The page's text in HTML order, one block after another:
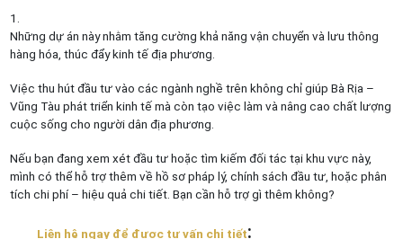
Những dự án này nhằm tăng cường khả năng vận chuyển và lưu thông
hàng hóa, thúc đẩy kinh tế địa phương.
Việc thu hút đầu tư vào các ngành nghề trên không chỉ giúp Bà Rịa –
Vũng Tàu phát triển kinh tế mà còn tạo việc làm và nâng cao chất lượng
cuộc sống cho người dân địa phương.
Nếu bạn đang xem xét đầu tư hoặc tìm kiếm đối tác tại khu vực này,
mình có thể hỗ trợ thêm về hồ sơ pháp lý, chính sách đầu tư, hoặc phân
tích chi phí – hiệu quả chi tiết. Bạn cần hỗ trợ gì thêm không?
Liên hệ ngay để được tư vấn chi tiết: